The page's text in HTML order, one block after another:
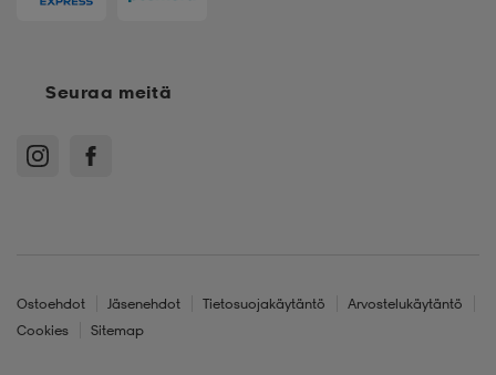
Seuraa meitä
Ostoehdot Jäsenehdot Tietosuojakäytäntö
Arvostelukäytäntö
Cookies
Sitemap